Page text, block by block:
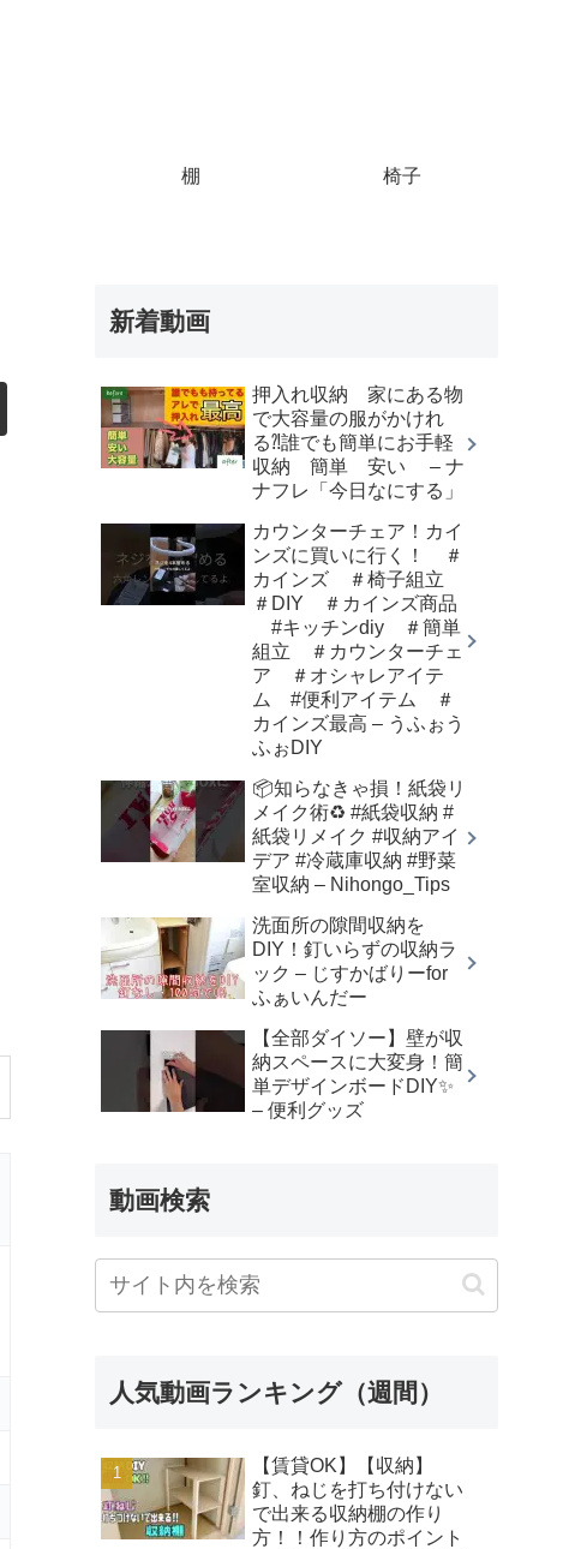
棚 椅子
新着動画
押入れ収納 家にある物
で大容量の服がかけれ
る⁈誰でも簡単にお手軽
収納 簡単 安い – ナ
ナフレ「今日なにする」
カウンターチェア！カイ
ンズに買いに行く！ ＃
カインズ ＃椅子組立
＃DIY ＃カインズ商品
#キッチンdiy ＃簡単
組立 ＃カウンターチェ
ア ＃オシャレアイテ
ム #便利アイテム ＃
カインズ最高 – うふぉう
ふぉDIY
📦知らなきゃ損！紙袋リ
メイク術♻️ #紙袋収納 #
紙袋リメイク #収納アイ
デア #冷蔵庫収納 #野菜
室収納 – Nihongo_Tips
洗面所の隙間収納を
DIY！釘いらずの収納ラ
ック – じすかばりーfor
ふぁいんだー
【全部ダイソー】壁が収
納スペースに大変身！簡
単デザインボードDIY✨
– 便利グッズ
動画検索
人気動画ランキング（週間）
【賃貸OK】【収納】
釘、ねじを打ち付けない
で出来る収納棚の作り
方！！作り方のポイント